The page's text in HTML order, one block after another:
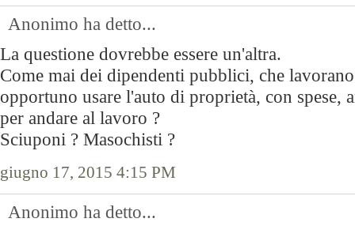
Anonimo ha detto...
La questione dovrebbe essere un'altra.
Come mai dei dipendenti pubblici, che
opportuno usare l'auto di proprietà, con spese,
per andare al lavoro ?
Sciuponi ? Masochisti ?
giugno 17, 2015 4:15 PM
Anonimo ha detto...